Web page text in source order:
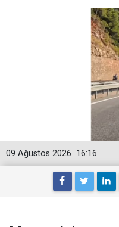
16:16
09 Ağustos 2026